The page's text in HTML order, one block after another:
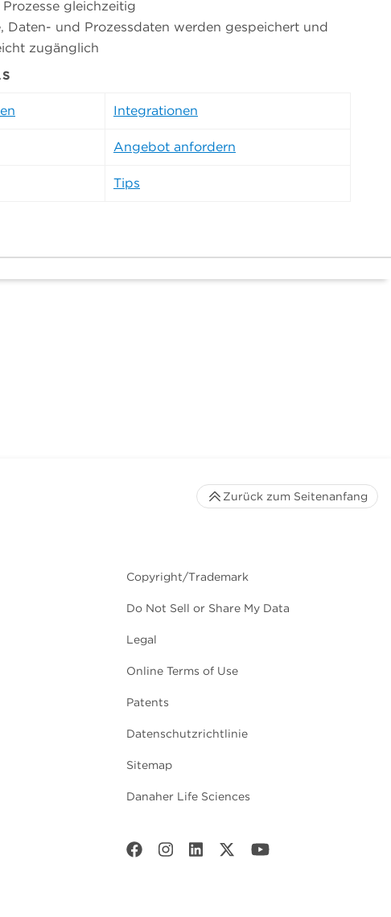
gleichzeitig
Daten- und Prozessdaten werden gespeichert und
zugänglich
Integrationen
Angebot anfordern
Tips
Copyright/Trademark
Do Not Sell or Share My Data
Legal
Online Terms of Use
Patents
Datenschutzrichtlinie
Sitemap
Danaher Life Sciences
Zurück zum Seitenanfang